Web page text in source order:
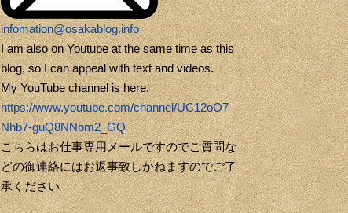
infomation@osakablog.info
I am also on Youtube at the same time as this
blog, so I can appeal with text and videos.
My YouTube channel is here.
https://www.youtube.com/channel/UC12oO7
Nhb7-guQ8NNbm2_GQ
こちらはお仕事専用メールですのでご質問な
どの御連絡にはお返事致しかねますのでご了
承ください